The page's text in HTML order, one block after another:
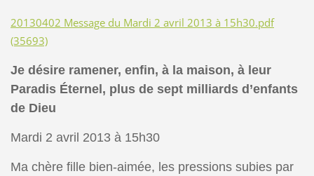
20130402 Message du Mardi 2 avril 2013 à 15h30.pdf
(35693)
Je désire ramener, enfin, à la maison, à leur
Paradis Éternel, plus de sept milliards d’enfants
de Dieu
Mardi 2 avril 2013 à 15h30
Ma chère fille bien-aimée, les pressions subies par